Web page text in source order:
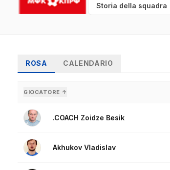
Storia della squadra
ROSA CALENDARIO
GIOCATORE ↑
.COACH Zoidze Besik
Akhukov Vladislav